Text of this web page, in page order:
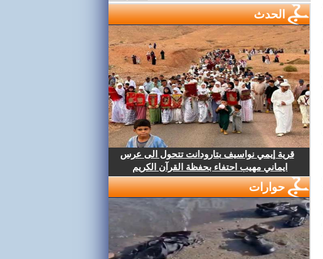
الحدث
قرية إيمي نواسيف بتارودانت تتحول الى عرس
ايماني مهيب احتفاء بحفظة القرآن الكريم
حوارات